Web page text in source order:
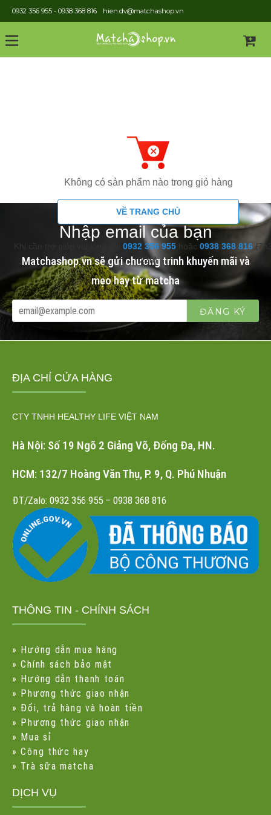
0932 356 955 - 0938 368 816 hien.dv@matchashop.vn
Không có sản phẩm nào trong giỏ hàng
VỀ TRANG CHỦ
Khi cần trợ giúp vui lòng gọi 0932 356 955hoặc 0938 368 816
22h)
Nhập email của bạn
Matchashop.vn sẽ gửi chương trinh khuyến mãi và
mẹo hay từ matcha
ĐỊA CHỈ CỬA HÀNG
CTY TNHH HEALTHY LIFE VIỆT NAM
Hà Nội: Số 19 Ngõ 2 Giảng Võ, Đống Đa, HN.
HCM: 132/7 Hoàng Văn Thụ, P. 9, Q. Phú Nhuận
ĐT/Zalo: 0932 356 955 – 0938 368 816
THÔNG TIN - CHÍNH SÁCH
» Hướng dẫn mua hàng
»Chính sách bảo mật
» Hướng dẫn thanh toán
» Phương thức giao nhận
» Đổi, trả hàng và hoàn tiền
» Phương thức giao nhận
» Mua sỉ
»Công thức hay
» Trà sữa matcha
DỊCH VỤ